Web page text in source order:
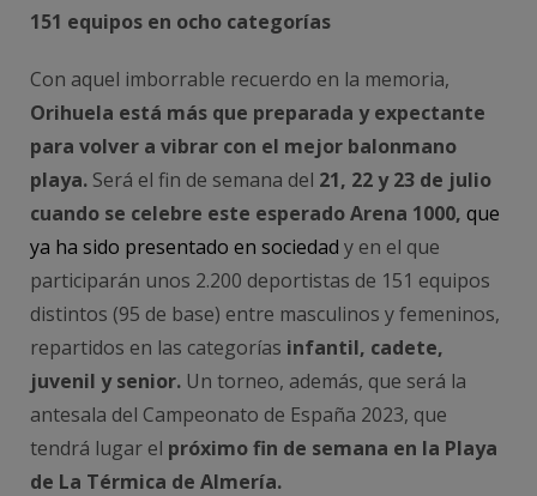
151 equipos en ocho categorías
Con aquel imborrable recuerdo en la memoria,
Orihuela está más que preparada y expectante
para volver a vibrar con el mejor balonmano
playa. Será el fin de semana del 21, 22 y 23 de julio
cuando se celebre este esperado Arena 1000, que
ya ha sido presentado en sociedad y en el que
participarán unos 2.200 deportistas de 151 equipos
distintos (95 de base) entre masculinos y femeninos,
repartidos en las categorías infantil, cadete,
juvenil y senior. Un torneo, además, que será la
antesala del Campeonato de España 2023, que
tendrá lugar el próximo fin de semana en la Playa
de La Térmica de Almería.